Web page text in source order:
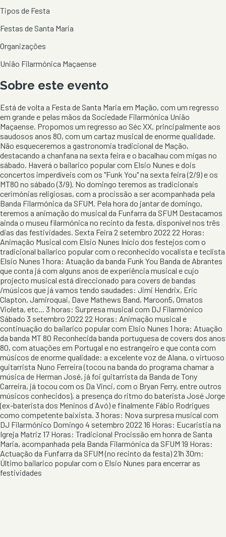
Tipos de Festa
Festas de Santa Maria
Organizações
União Filarmónica Maçaense
Sobre este evento
Está de volta a Festa de Santa Maria em Mação, com um regresso
em grande e pelas mãos da Sociedade Filarmónica União
Maçaense. Propomos um regresso ao Séc XX, principalmente aos
saudosos anos 80, com um cartaz musical de enorme qualidade.
Não esqueceremos a gastronomia tradicional de Mação,
destacando a chanfana na sexta feira e o bacalhau com migas no
sábado. Haverá o bailarico popular com Elsio Nunes e dois
concertos imperdíveis com os "Funk You" na sexta feira (2/9) e os
MT80 no sábado (3/9). No domingo teremos as tradicionais
cerimónias religiosas, com a procissão a ser acompanhada pela
Banda Filarmónica da SFUM. Pela hora do jantar de domingo,
teremos a animação do musical da Funfarra da SFUM Destacamos
ainda o museu filarmónica no recinto da festa, disponível nos três
dias das festividades. Sexta Feira 2 setembro 2022 22 Horas:
Animação Musical com Elsio Nunes Início dos festejos com o
tradicional bailarico popular com o reconhecido vocalista e teclista
Elsio Nunes 1 hora: Atuação da banda Funk You Banda de Abrantes
que conta já com alguns anos de experiência musical e cujo
projecto musical está direccionado para covers de bandas
/músicos que já vamos tendo saudades: Jimi Hendrix, Eric
Clapton, Jamiroquai, Dave Mathews Band, Maroon5, Ornatos
Violeta, etc... 3 horas: Surpresa musical com DJ Filarmónico
Sábado 3 setembro 2022 22 Horas: Animação musical e
continuação do bailarico popular com Elsio Nunes 1 hora: Atuação
da banda MT 80 Reconhecida banda portuguesa de covers dos anos
80, com atuações em Portugal e no estrangeiro e que conta com
músicos de enorme qualidade: a excelente voz de Alana, o virtuoso
guitarrista Nuno Ferreira (tocou na banda do programa chamar a
música de Herman José, já foi guitarrista da Banda de Tony
Carreira, já tocou com os Da Vinci, com o Bryan Ferry, entre outros
músicos conhecidos), a presença do ritmo do baterista José Jorge
(ex-baterista dos Meninos d´Avó) e finalmente Fábio Rodrigues
como competente baixista. 3 horas: Nova surpresa musical com
DJ Filarmónico Domingo 4 setembro 2022 16 Horas: Eucaristia na
Igreja Matriz 17 Horas: Tradicional Procissão em honra de Santa
Maria, acompanhada pela Banda Filarmónica da SFUM 19 Horas:
Actuação da Funfarra da SFUM (no recinto da festa) 21h 30m:
Último bailarico popular com o Elsio Nunes para encerrar as
festividades